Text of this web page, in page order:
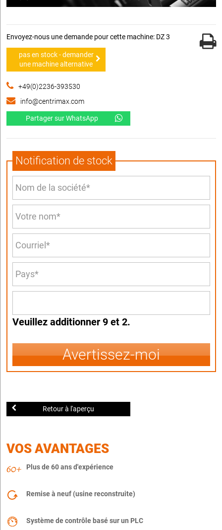
Envoyez-nous une demande pour cette machine: DZ 3
pas en stock - demander
une machine alternative
+49(0)2236-393530
info@centrimax.com
Partager sur WhatsApp
Notification de stock
Veuillez additionner 9 et 2.
Avertissez-moi
Retour à l'aperçu
VOS AVANTAGES
Plus de 60 ans d'expérience
Remise à neuf (usine reconstruite)
Système de contrôle basé sur un PLC